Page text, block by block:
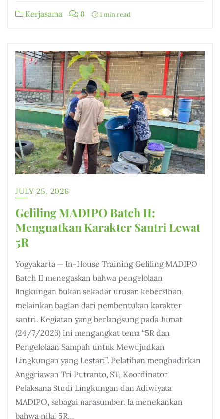
Kerjasama 0 1 min read
JULY 25, 2026
Geliling MADIPO Batch II:
Menguatkan Karakter Santri Lewat
5R
Yogyakarta — In-House Training Geliling MADIPO
Batch II menegaskan bahwa pengelolaan
lingkungan bukan sekadar urusan kebersihan,
melainkan bagian dari pembentukan karakter
santri. Kegiatan yang berlangsung pada Jumat
(24/7/2026) ini mengangkat tema “5R dan
Pengelolaan Sampah untuk Mewujudkan
Lingkungan yang Lestari”. Pelatihan menghadirkan
Anggriawan Tri Putranto, ST, Koordinator
Pelaksana Studi Lingkungan dan Adiwiyata
MADIPO, sebagai narasumber. Ia menekankan
bahwa nilai 5R…